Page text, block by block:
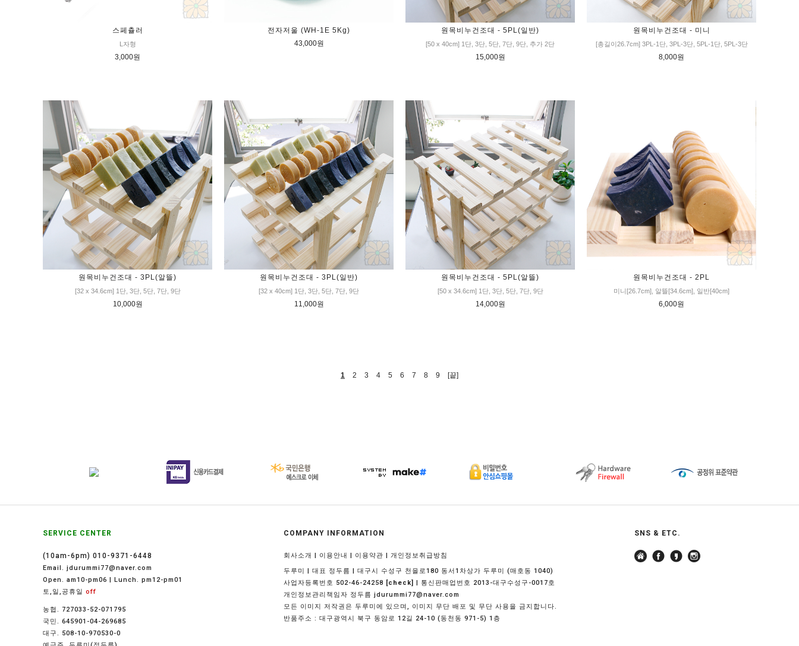
스페츌러
L자형
3,000원
전자저울 (WH-1E 5Kg)
43,000원
원목비누건조대 - 5PL(일반)
[50 x 40cm] 1단, 3단, 5단, 7단, 9단, 추가 2단
15,000원
원목비누건조대 - 미니
[총길이26.7cm] 3PL-1단, 3PL-3단, 5PL-1단, 5PL-3단
8,000원
원목비누건조대 - 3PL(알뜰)
[32 x 34.6cm] 1단, 3단, 5단, 7단, 9단
10,000원
원목비누건조대 - 3PL(일반)
[32 x 40cm] 1단, 3단, 5단, 7단, 9단
11,000원
원목비누건조대 - 5PL(알뜰)
[50 x 34.6cm] 1단, 3단, 5단, 7단, 9단
14,000원
원목비누건조대 - 2PL
미니[26.7cm], 알뜰[34.6cm], 일반[40cm]
6,000원
1 2 3 4 5 6 7 8 9 [끝]
SERVICE CENTER
(10am-6pm) 010-9371-6448
Email. jdurummi77@naver.com
Open. am10-pm06 | Lunch. pm12-pm01
토,일,공휴일 off
농협. 727033-52-071795
국민. 645901-04-269685
대구. 508-10-970530-0
COMPANY INFORMATION
회사소개 | 이용안내 | 이용약관 | 개인정보취급방침
두루미 | 대표 정두름 | 대구시 수성구 천을로180 동서1차상가 두루미 (매호동 1040)
사업자등록번호 502-46-24258 [check] | 통신판매업번호 2013-대구수성구-0017호
개인정보관리책임자 정두름 jdurummi77@naver.com
모든 이미지 저작권은 두루미에 있으며, 이미지 무단 배포 및 무단 사용을 금지합니다.
반품주소 : 대구광역시 북구 동암로 12길 24-10 (동천동 971-5) 1층
SNS & ETC.